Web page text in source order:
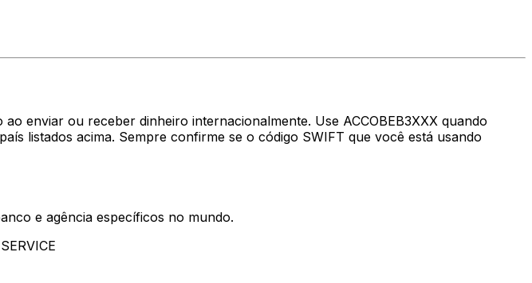
enviar ou receber dinheiro internacionalmente. Use ACCOBEB3XXX quando
listados acima. Sempre confirme se o código SWIFT que você está usando
e agência específicos no mundo.